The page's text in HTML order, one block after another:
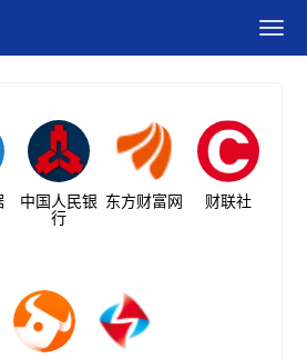
中国人民银
行
东方财富网 财联社